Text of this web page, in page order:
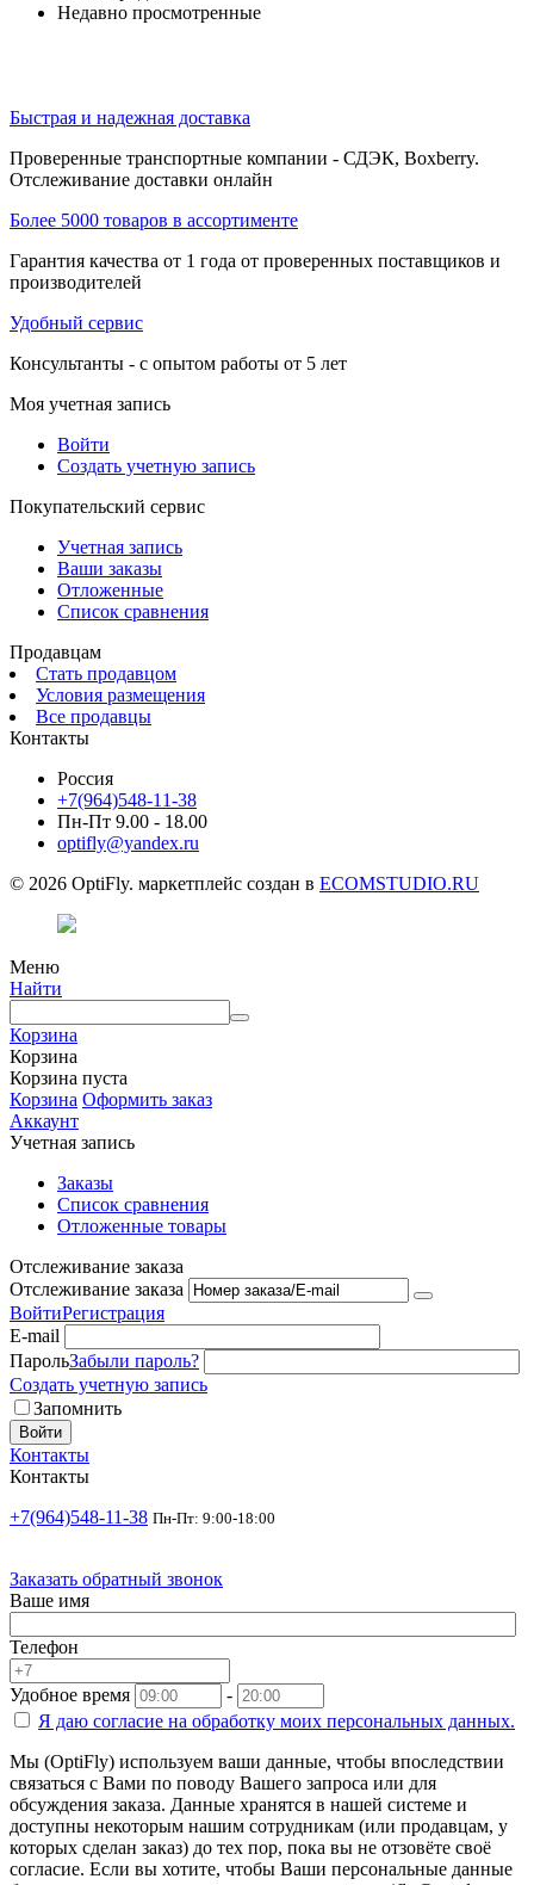
Недавно просмотренные
Быстрая и надежная доставка
Проверенные транспортные компании - СДЭК, Boxberry.
Отслеживание доставки онлайн
Более 5000 товаров в ассортименте
Гарантия качества от 1 года от проверенных поставщиков и
производителей
Удобный сервис
Консультанты - с опытом работы от 5 лет
Моя учетная запись
Войти
Создать учетную запись
Покупательский сервис
Учетная запись
Ваши заказы
Отложенные
Список сравнения
Продавцам
Стать продавцом
Условия размещения
Все продавцы
Контакты
Россия
+7(964)548-11-38
Пн-Пт 9.00 - 18.00
optifly@yandex.ru
© 2026 OptiFly. маркетплейс создан в ECOMSTUDIO.RU
Меню
Найти
Корзина
Корзина
Корзина пуста
Корзина Оформить заказ
Аккаунт
Учетная запись
Заказы
Список сравнения
Отложенные товары
Отслеживание заказа
Отслеживание заказа
ВойтиРегистрация
E-mail
ПарольЗабыли пароль?
Создать учетную запись
Запомнить
Войти
Контакты
Контакты
+7(964)548-11-38 Пн-Пт: 9:00-18:00
Заказать обратный звонок
Ваше имя
Телефон
Удобное время
-
Я даю согласие на обработку моих персональных данных.
Мы (OptiFly) используем ваши данные, чтобы впоследствии
связаться с Вами по поводу Вашего запроса или для
обсуждения заказа. Данные хранятся в нашей системе и
доступны некоторым нашим сотрудникам (или продавцам, у
которых сделан заказ) до тех пор, пока вы не отзовёте своё
согласие. Если вы хотите, чтобы Ваши персональные данные